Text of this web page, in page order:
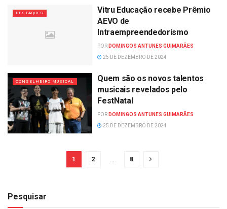
DESTAQUES
Vitru Educação recebe Prêmio
AEVO de
Intraempreendedorismo
POR DOMINGOS ANTUNES GUIMARÃES
25 DE DEZEMBRO DE 2024
CONSELHEIRO MUSICAL
Quem são os novos talentos
musicais revelados pelo
FestNatal
POR DOMINGOS ANTUNES GUIMARÃES
25 DE DEZEMBRO DE 2024
1 2 … 8
Pesquisar